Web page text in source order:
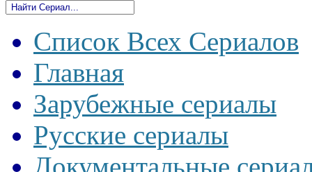
Список Всех Сериалов
Главная
Зарубежные сериалы
Русские сериалы
Документальные